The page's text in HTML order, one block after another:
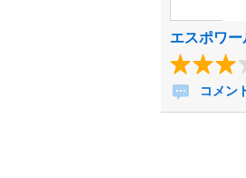
エスポワ
コメン